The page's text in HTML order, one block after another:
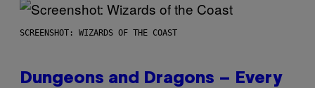
SCREENSHOT: WIZARDS OF THE COAST
Dungeons and Dragons – Every